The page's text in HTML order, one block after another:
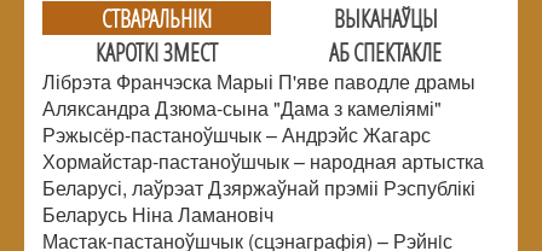
СТВАРАЛЬНIКI
ВЫКАНАЎЦЫ
КАРОТКІ ЗМЕСТ
АБ СПЕКТАКЛЕ
Лібрэта Франчэска Марыі П'яве паводле драмы
Аляксандра Дзюма-сына "Дама з камеліямі"
Рэжысёр-пастаноўшчык – Андрэйс Жагарс
Хормайстар-пастаноўшчык – народная артыстка
Беларусі, лаўрэат Дзяржаўнай прэміі Рэспублікі
Беларусь Ніна Ламановіч
Мастак-пастаноўшчык (сцэнаграфія) – Рэйнiс